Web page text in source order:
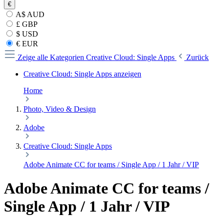
€
A$ AUD
£ GBP
$ USD
€ EUR
Zeige alle Kategorien Creative Cloud: Single Apps
Zurück
Creative Cloud: Single Apps anzeigen
Home
Photo, Video & Design
Adobe
Creative Cloud: Single Apps
Adobe Animate CC for teams / Single App / 1 Jahr / VIP
Adobe Animate CC for teams /
Single App / 1 Jahr / VIP